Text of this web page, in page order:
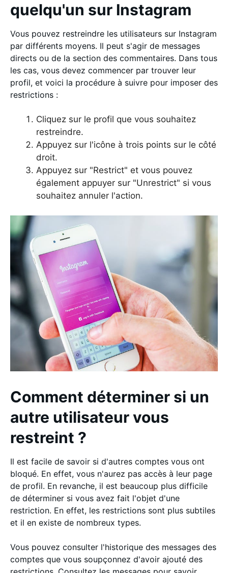
quelqu'un sur Instagram
Vous pouvez restreindre les utilisateurs sur Instagram
par différents moyens. Il peut s'agir de messages
directs ou de la section des commentaires. Dans tous
les cas, vous devez commencer par trouver leur
profil, et voici la procédure à suivre pour imposer des
restrictions :
Cliquez sur le profil que vous souhaitez
restreindre.
Appuyez sur l'icône à trois points sur le côté
droit.
Appuyez sur "Restrict" et vous pouvez
également appuyer sur "Unrestrict" si vous
souhaitez annuler l'action.
Comment déterminer si un
autre utilisateur vous
restreint ?
Il est facile de savoir si d'autres comptes vous ont
bloqué. En effet, vous n'aurez pas accès à leur page
de profil. En revanche, il est beaucoup plus difficile
de déterminer si vous avez fait l'objet d'une
restriction. En effet, les restrictions sont plus subtiles
et il en existe de nombreux types.
Vous pouvez consulter l'historique des messages des
comptes que vous soupçonnez d'avoir ajouté des